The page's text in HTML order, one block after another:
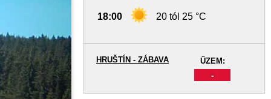
18:00 20 tól 25 °C
ŰZEM:
-
HRUŠTÍN - ZÁBAVA